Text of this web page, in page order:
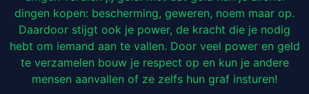
dingen kopen: bescherming, geweren, noem maar op.
Daardoor stijgt ook je power, de kracht die je nodig
hebt om iemand aan te vallen. Door veel power en geld
te verzamelen bouw je respect op en kun je andere
mensen aanvallen of ze zelfs hun graf insturen!